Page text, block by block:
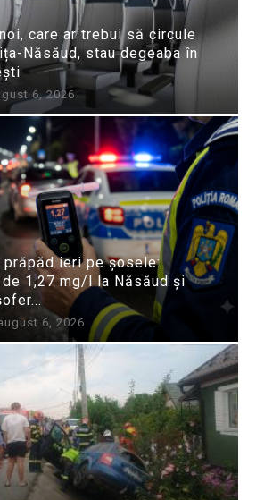
care ar trebui să circule
Năsăud, stau degeaba în
6, 2026
ieri pe șosele:
1,27 mg/l la Năsăud și
6, 2026